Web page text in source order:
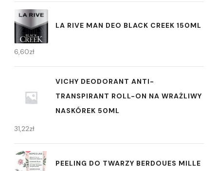
LA RIVE MAN DEO BLACK CREEK 150ML
6,60zł
VICHY DEODORANT ANTI-
TRANSPIRANT ROLL-ON NA WRAŻLIWY
NASKÓREK 50ML
31,22zł
PEELING DO TWARZY BERDOUES MILLE